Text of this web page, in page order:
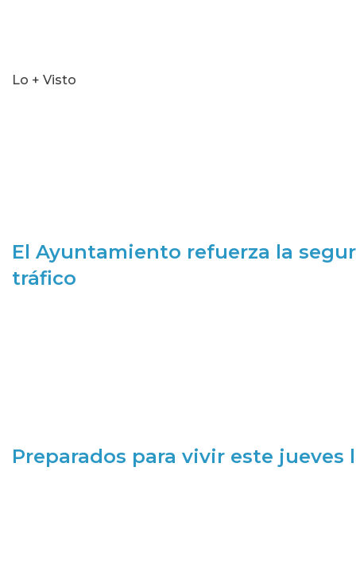
Lo + Visto
El Ayuntamiento refuerza la
tráfico
Preparados para vivir este jueves